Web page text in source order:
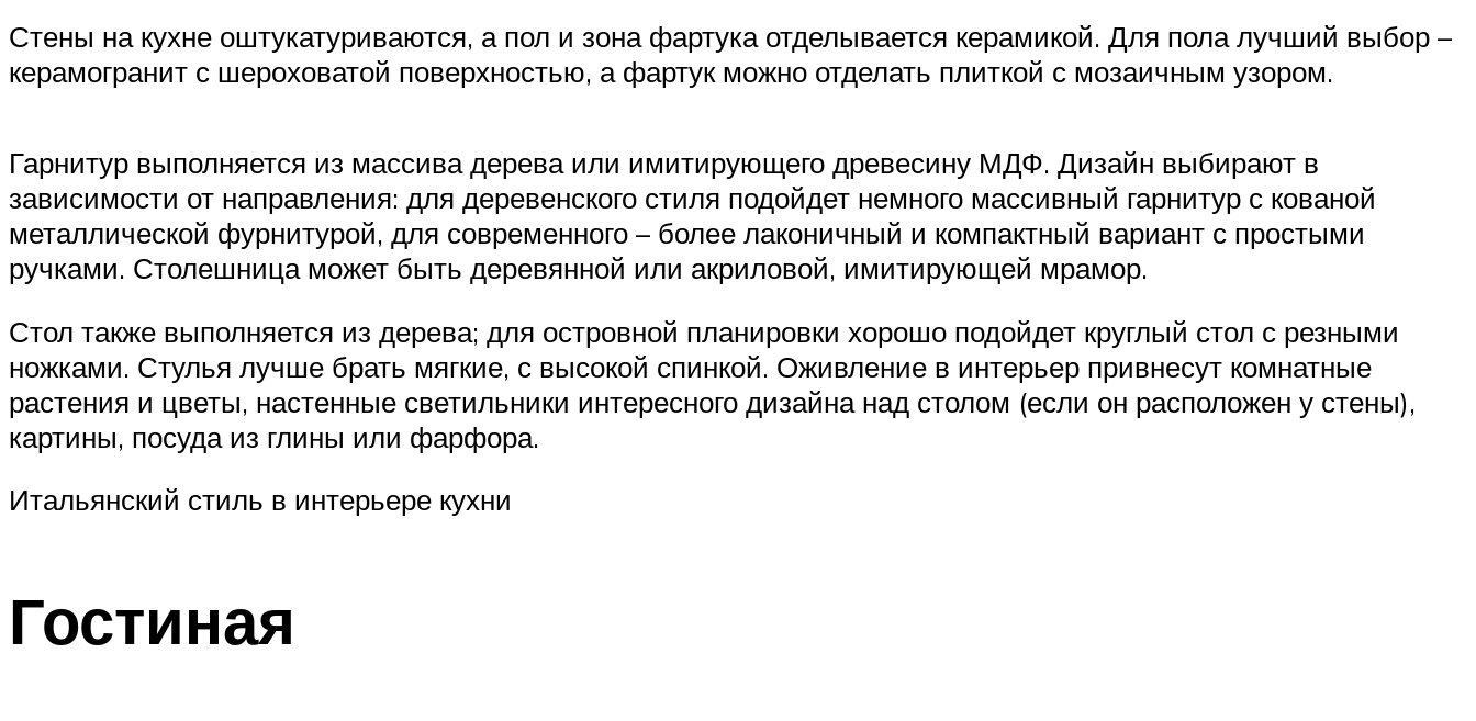
Стены на кухне оштукатуриваются, а пол и зона фартука отделывается керамикой. Для пола лучший выбор –
керамогранит с шероховатой поверхностью, а фартук можно отделать плиткой с мозаичным узором.
Гарнитур выполняется из массива дерева или имитирующего древесину МДФ. Дизайн выбирают в
зависимости от направления: для деревенского стиля подойдет немного массивный гарнитур с кованой
металлической фурнитурой, для современного – более лаконичный и компактный вариант с простыми
ручками. Столешница может быть деревянной или акриловой, имитирующей мрамор.
Стол также выполняется из дерева; для островной планировки хорошо подойдет круглый стол с резными
ножками. Стулья лучше брать мягкие, с высокой спинкой. Оживление в интерьер привнесут комнатные
растения и цветы, настенные светильники интересного дизайна над столом (если он расположен у стены),
картины, посуда из глины или фарфора.
Итальянский стиль в интерьере кухни
Гостиная